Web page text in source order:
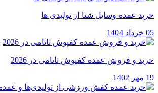
خرید عمده وسایل شنا از تولیدی ها
05 خرداد 1404
خرید و فروش عمده کفپوش تاتامی در 2026
19 مهر 1402